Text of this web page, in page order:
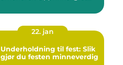
22. jan
Underholdning til fest: Slik
gjør du festen minneverdig